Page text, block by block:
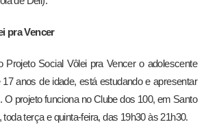
pra Vencer
Projeto Social Vôlei pra Vencer o adolescente
anos de idade, está estudando e apresentar
O projeto funciona no Clube dos 100, em Santo
terça e quinta-feira, das 19h30 às 21h30.